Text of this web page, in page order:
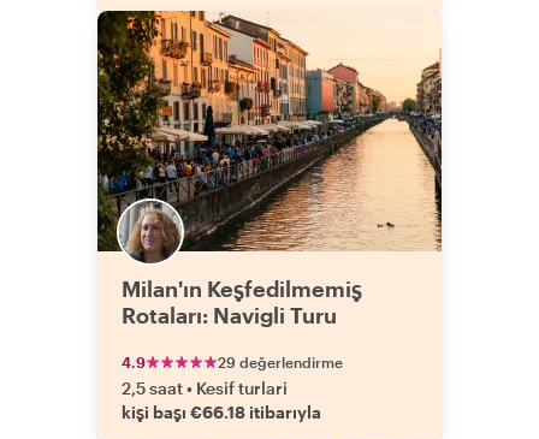
Milan'ın Keşfedilmemiş
Rotaları: Navigli Turu
4.9 29 değerlendirme
2,5 saat• Kesif turlari
kişi başı €66.18 itibarıyla